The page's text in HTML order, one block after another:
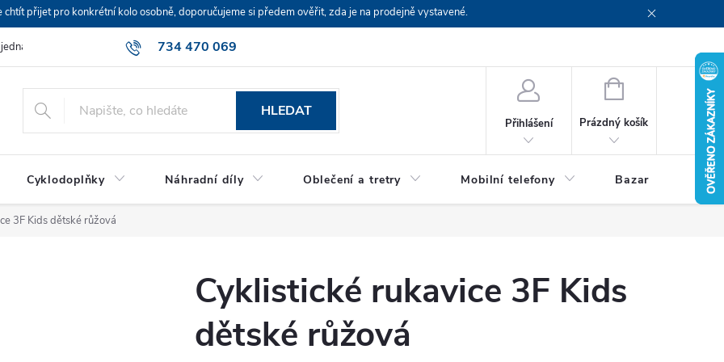
přijet pro konkrétní kolo osobně, doporučujeme si předem ověřit, zda je na prodejně vystavené.
734 470 069
HLEDAT
Přihlášení
NÁKUPNÍ
Prázdný košík
Cyklodoplňky Náhradní díly Oblečení a tretry Mobilní telefony Bazar Servis
3F Kids dětské růžová
Cyklistické rukavice 3F Kids
dětské růžová